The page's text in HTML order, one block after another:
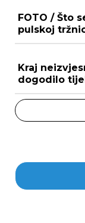
FOTO / Što
pulskoj
Kraj
dogodilo